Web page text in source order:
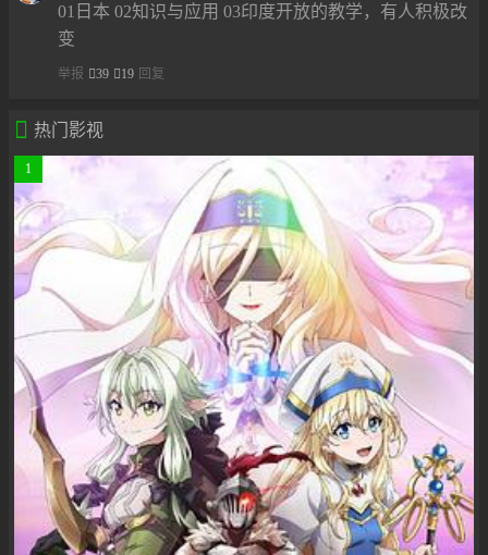
01日本 02知识与应用 03印度开放的教学，有人积极改
变
举报 39 19 回复
 热门影视
1